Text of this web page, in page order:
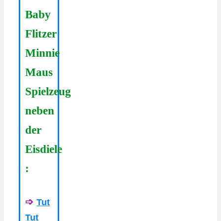
Baby
Flitzer
Minnie
Maus
Spielzeug
neben
der
Eisdiele
:
➩ Tut
Tut